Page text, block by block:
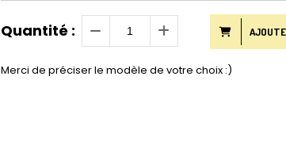
Quantité :
Merci de préciser le modèle de votre choix :)